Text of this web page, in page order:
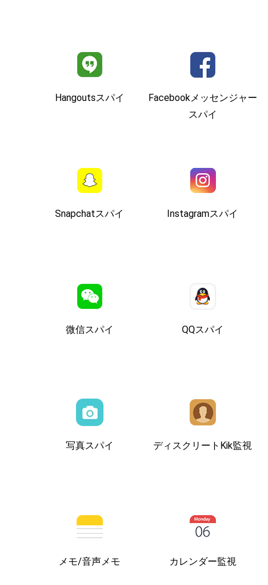
Hangoutsスパイ
Facebookメッセンジャー
スパイ
Snapchatスパイ Instagramスパイ
微信スパイ QQスパイ
写真スパイ ディスクリートKik監視
メモ/音声メモ カレンダー監視